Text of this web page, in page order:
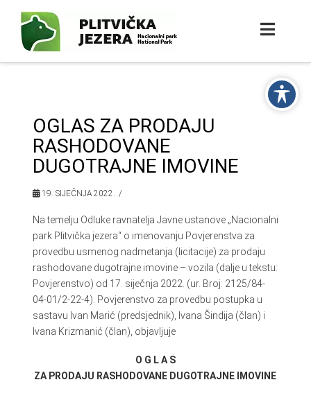
OGLAS ZA PRODAJU
RASHODOVANE
DUGOTRAJNE IMOVINE
19. SIJEČNJA 2022.
Na temelju Odluke ravnatelja Javne ustanove „Nacionalni
park Plitvička jezera“ o imenovanju Povjerenstva za
provedbu usmenog nadmetanja (licitacije) za prodaju
rashodovane dugotrajne imovine – vozila (dalje u tekstu:
Povjerenstvo) od 17. siječnja 2022. (ur. Broj: 2125/84-
04-01/2-22-4). Povjerenstvo za provedbu postupka u
sastavu Ivan Marić (predsjednik), Ivana Šindija (član) i
Ivana Krizmanić (član), objavljuje
O G L A S
ZA PRODAJU RASHODOVANE DUGOTRAJNE IMOVINE